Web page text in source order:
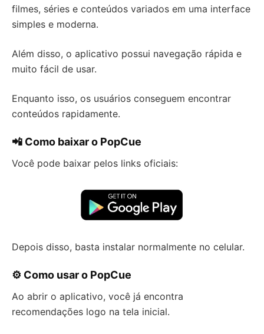
filmes, séries e conteúdos variados em uma interface
simples e moderna.
Além disso, o aplicativo possui navegação rápida e
muito fácil de usar.
Enquanto isso, os usuários conseguem encontrar
conteúdos rapidamente.
📲 Como baixar o PopCue
Você pode baixar pelos links oficiais:
Depois disso, basta instalar normalmente no celular.
⚙️ Como usar o PopCue
Ao abrir o aplicativo, você já encontra
recomendações logo na tela inicial.